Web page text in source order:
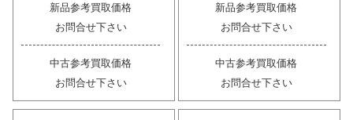
新品参考買取価格
お問合せ下さい
中古参考買取価格
お問合せ下さい
新品参考買取価格
お問合せ下さい
中古参考買取価格
お問合せ下さい